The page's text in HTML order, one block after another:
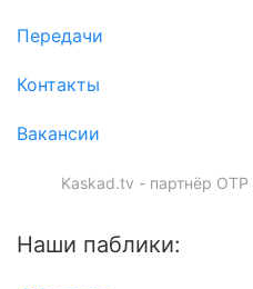
Передачи
Контакты
Вакансии
Kaskad.tv - партнёр ОТР
Наши паблики: